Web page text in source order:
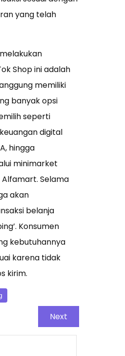
yang telah
Shop ini adalah
memiliki
banyak opsi
seperti
digital
hingga
minimarket
Selama
akan
belanja
Konsumen
kebutuhannya
karena tidak
kirim.
Next